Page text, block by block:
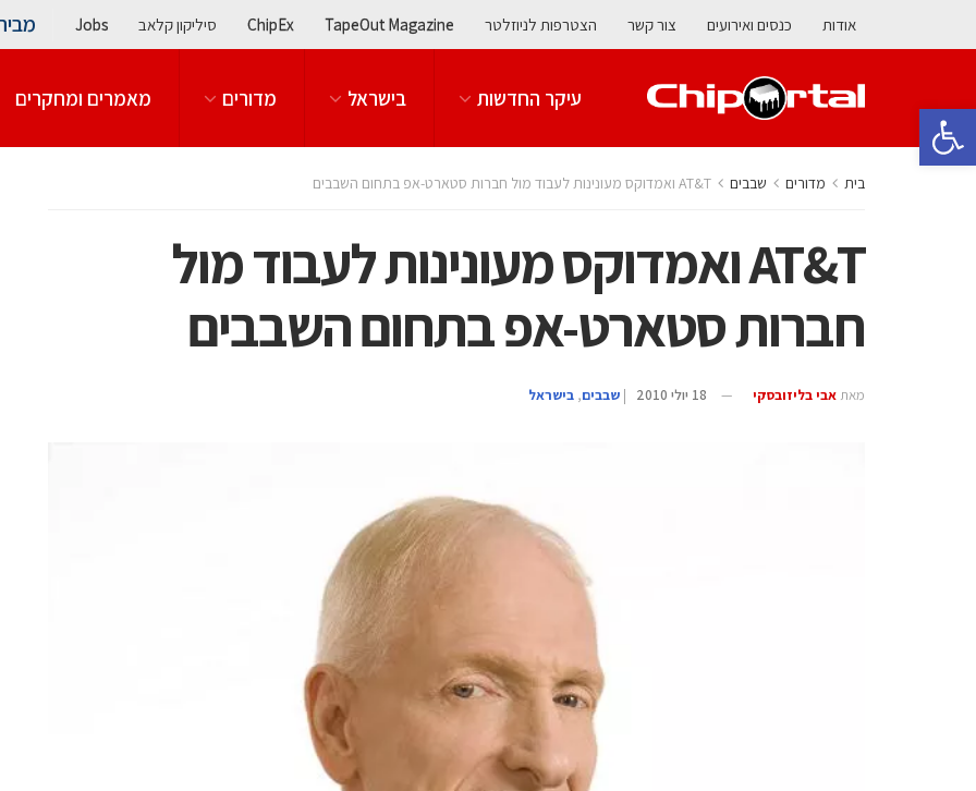
פתח סרגל נגישות
אודות כנסים ואירועים צור קשר הצטרפות לניוזלטר TapeOut Magazine
ChipEx סיליקון קלאב Jobs
עיקר החדשות בישראל מדורים מאמרים ומחקרים
בית מדורים ‫שבבים‬ AT&T ואמדוקס מעונינות לעבוד מול חברות סטארט-אפ בתחום השבבים
AT&T ואמדוקס מעונינות לעבוד מול
חברות סטארט-אפ בתחום השבבים
מאת אבי בליזובסקי 18 יולי 2010 | ‫שבבים‬, בישראל